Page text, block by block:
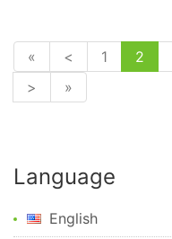
« < 1 2
>
»
Language
English